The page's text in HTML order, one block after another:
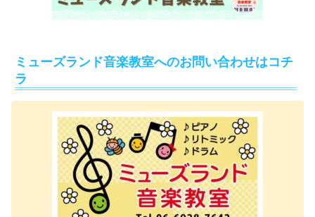
ミューズランド音楽教室へのお問い合わせはコチ
ラ